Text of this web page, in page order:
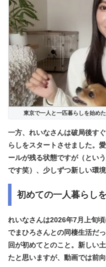
東京で一人と一匹暮らしを始め
一方、れいなさんは破局後す
らしをスタートさせました。
ールが残る状態ですが（とい
です笑）、少しずつ新しい環
初めての一人暮らし
れいなさんは2026年7月上旬
でまひろさんとの同棲生活だっ
回が初めてとのこと。新しい
たと思いますが、動画では前